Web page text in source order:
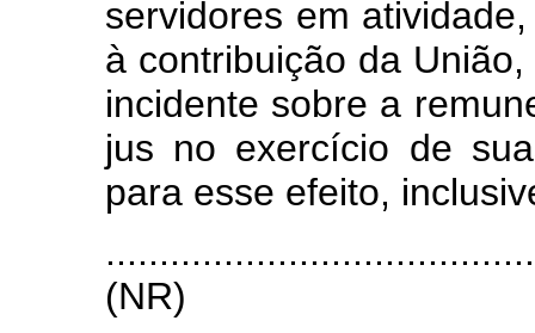
servidores em
à contribuição da
incidente sobre a
jus no exercício de
para esse efeito,
(NR)